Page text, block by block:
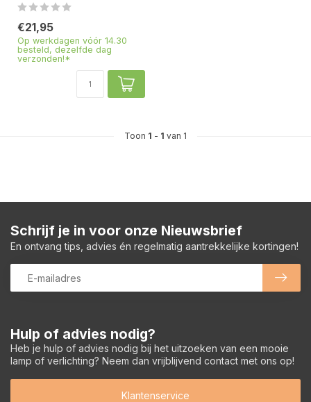
€21,95
Op werkdagen vóór 14.30
besteld, dezelfde dag
verzonden!*
Toon 1 - 1 van 1
Hulp of advies nodig?
Heb je hulp of advies nodig bij het uitzoeken van een mooie
lamp of verlichting? Neem dan vrijblijvend contact met ons op!
Klantenservice
Schrijf je in voor onze Nieuwsbrief
En ontvang tips, advies én regelmatig aantrekkelijke kortingen!